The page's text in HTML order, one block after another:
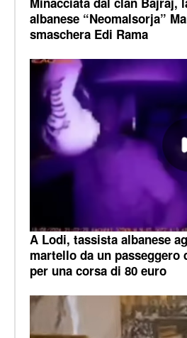
albanese “Neomalsorja”
smaschera Edi Rama
A Lodi, tassista albanese
martello da un passeggero
per una corsa di 80 euro